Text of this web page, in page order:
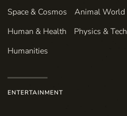
Space & Cosmos Animal World
Human & Health
Physics & Tech
Humanities
ENTERTAINMENT